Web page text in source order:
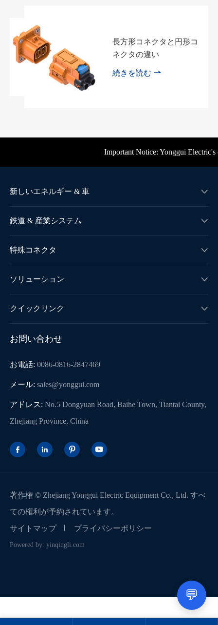
長方形コネクタと円形コ
ネクタの違い
続きを読む 
Important Notice: Yonggui Electric's
新しいエネルギー & 車 
鉄道 & 産業システム 
特殊コネクタ 
ソリューション 
クイックリンク 
お問い合わせ
お電話: 0086-0816-2847469
メール: sales@yonggui.com
アドレス: No.5 Dongyuan Road, Baihe Town, Tiantai County,
Zhejiang Province, China
   
著作権 © Zhejiang Yonggui Electric Equipment Co., Ltd. すべ
ての権利が予約されています。
サイトマップ
プライバシーポリシー
Powered by: yinqingli.com
💬